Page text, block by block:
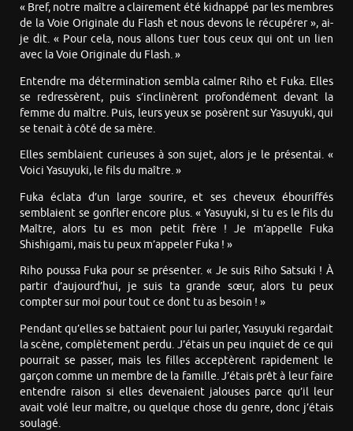
« Bref, notre maître a clairement été kidnappé par les membres
de la Voie Originale du Flash et nous devons le récupérer », ai-
je dit. « Pour cela, nous allons tuer tous ceux qui ont un lien
avec la Voie Originale du Flash. »
Entendre ma détermination sembla calmer Riho et Fuka. Elles
se redressèrent, puis s’inclinèrent profondément devant la
femme du maître. Puis, leurs yeux se posèrent sur Yasuyuki, qui
se tenait à côté de sa mère.
Elles semblaient curieuses à son sujet, alors je le présentai. «
Voici Yasuyuki, le fils du maître. »
Fuka éclata d’un large sourire, et ses cheveux ébouriffés
semblaient se gonfler encore plus. « Yasuyuki, si tu es le fils du
Maître, alors tu es mon petit frère ! Je m’appelle Fuka
Shishigami, mais tu peux m’appeler Fuka ! »
Riho poussa Fuka pour se présenter. « Je suis Riho Satsuki ! À
partir d’aujourd’hui, je suis ta grande sœur, alors tu peux
compter sur moi pour tout ce dont tu as besoin ! »
Pendant qu’elles se battaient pour lui parler, Yasuyuki regardait
la scène, complètement perdu. J’étais un peu inquiet de ce qui
pourrait se passer, mais les filles acceptèrent rapidement le
garçon comme un membre de la famille. J’étais prêt à leur faire
entendre raison si elles devenaient jalouses parce qu’il leur
avait volé leur maître, ou quelque chose du genre, donc j’étais
soulagé.